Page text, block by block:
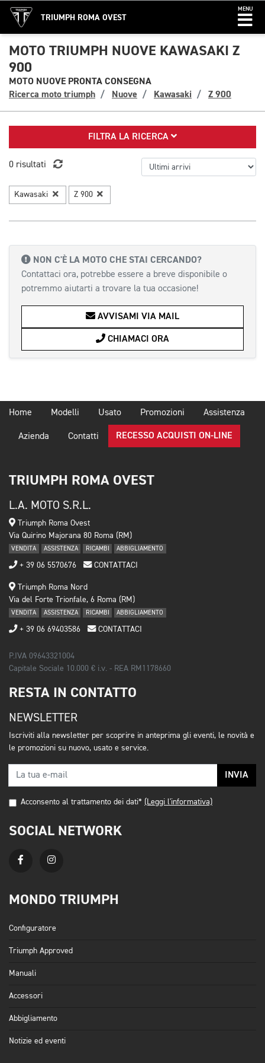
TRIUMPH ROMA OVEST
MENU
MOTO TRIUMPH NUOVE KAWASAKI Z
900
MOTO NUOVE PRONTA CONSEGNA
Ricerca moto triumph
Nuove Kawasaki Z 900
FILTRA LA RICERCA
0 risultati
Kawasaki Z 900
NON C'È LA MOTO CHE STAI CERCANDO?
Contattaci ora, potrebbe essere a breve disponibile o
potremmo aiutarti a trovare la tua occasione!
AVVISAMI VIA MAIL
CHIAMACI ORA
Home Modelli Usato Promozioni Assistenza
Azienda Contatti RECESSO ACQUISTI ON-LINE
TRIUMPH ROMA OVEST
L.A. MOTO S.R.L.
Triumph Roma Ovest
Via Quirino Majorana 80 Roma (RM)
VENDITA ASSISTENZA RICAMBI ABBIGLIAMENTO
+ 39 06 5570676 CONTATTACI
Triumph Roma Nord
Via del Forte Trionfale, 6 Roma (RM)
VENDITA ASSISTENZA RICAMBI ABBIGLIAMENTO
+ 39 06 69403586 CONTATTACI
P.IVA 09643321004
Capitale Sociale 10.000 € i.v. - REA RM1178660
RESTA IN CONTATTO
NEWSLETTER
Iscriviti alla newsletter per scoprire in anteprima gli eventi, le novità e
le promozioni su nuovo, usato e service.
INVIA
Acconsento al trattamento dei dati* (Leggi l'informativa)
SOCIAL NETWORK
MONDO TRIUMPH
Configuratore
Triumph Approved
Manuali
Accessori
Abbigliamento
Notizie ed eventi